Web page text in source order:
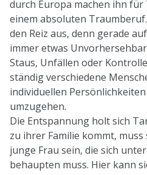
durch Europa machen ihn
einem absoluten
den Reiz aus, denn gerade
immer etwas
Staus, Unfällen oder
ständig verschiedene
individuellen
umzugehen.
Die Entspannung holt sich
zu ihrer Familie kommt,
junge Frau sein, die sich
behaupten muss. Hier kann